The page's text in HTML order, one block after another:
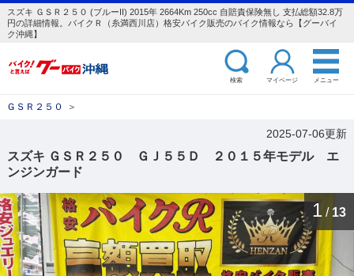
スズキ ＧＳＲ２５０ (ブルーII) 2015年 2664Km 250cc 自賠責保険無し 支払総額32.8万
円の詳細情報。バイクＲ（糸満西川店）格安バイク販売のバイク情報なら【グーバイ
ク沖縄】
検索 マイページ メニュー
ＧＳＲ２５０ ＞
2025-07-06更新
スズキ ＧＳＲ２５０ ＧＪ５５Ｄ ２０１５年モデル エ
ンジンガード
1 / 13